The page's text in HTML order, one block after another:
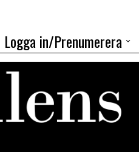
Logga in/Prenumerera